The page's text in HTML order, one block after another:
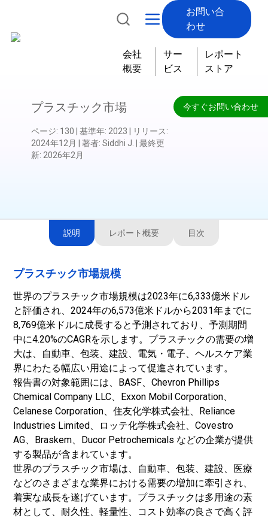
お問い合
わせ
会社
概要
サー
ビス
レポート
ストア
今すぐお問い合わせ
プラスチック市場
ページ: 130 基準年: 2023 リリース:
2024年12月
著者: Siddhi J.
最終更
新: 2026年2月
説明 レポート概要 目次
プラスチック市場規模
世界のプラスチック市場規模は2023年に6,333億米ドル
と評価され、2024年の6,573億米ドルから2031年までに
8,769億米ドルに成長すると予測されており、予測期間
中に4.20%のCAGRを示します。プラスチックの需要の増
大は、自動車、包装、建設、電気・電子、ヘルスケア業
界にわたる幅広い用途によって促進されています。
報告書の対象範囲には、BASF、Chevron Phillips
Chemical Company LLC、Exxon Mobil Corporation、
Celanese Corporation、住友化学株式会社、Reliance
Industries Limited、ロッテ化学株式会社、Covestro
AG、Braskem、Ducor Petrochemicals などの企業が提供
する製品が含まれています。
世界のプラスチック市場は、自動車、包装、建設、医療
などのさまざまな業界における需要の増加に牽引され、
着実な成長を遂げています。プラスチックは多用途の素
材として、耐久性、軽量性、コスト効率の良さで高く評